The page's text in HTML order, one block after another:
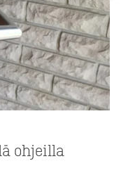
ohjeilla